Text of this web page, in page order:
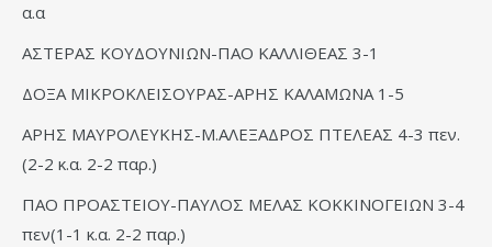
α.α
ΑΣΤΕΡΑΣ ΚΟΥΔΟΥΝΙΩΝ-ΠΑΟ ΚΑΛΛΙΘΕΑΣ 3-1
ΔΟΞΑ ΜΙΚΡΟΚΛΕΙΣΟΥΡΑΣ-ΑΡΗΣ ΚΑΛΑΜΩΝΑ 1-5
ΑΡΗΣ ΜΑΥΡΟΛΕΥΚΗΣ-Μ.ΑΛΕΞΑΔΡΟΣ ΠΤΕΛΕΑΣ 4-3 πεν.
(2-2 κ.α. 2-2 παρ.)
ΠΑΟ ΠΡΟΑΣΤΕΙΟΥ-ΠΑΥΛΟΣ ΜΕΛΑΣ ΚΟΚΚΙΝΟΓΕΙΩΝ 3-4
πεν(1-1 κ.α. 2-2 παρ.)